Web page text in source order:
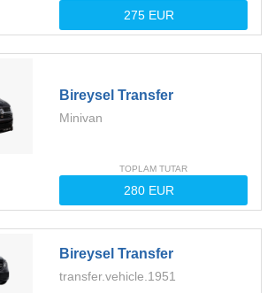
Bireysel Transfer
Minivan
TOPLAM TUTAR
Bireysel Transfer
transfer.vehicle.1951